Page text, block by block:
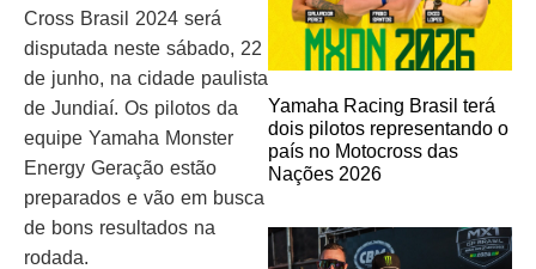
Cross Brasil 2024 será
disputada neste sábado, 22
de junho, na cidade paulista
de Jundiaí. Os pilotos da
equipe Yamaha Monster
Energy Geração estão
preparados e vão em busca
de bons resultados na
rodada.
Yamaha Racing Brasil terá
dois pilotos representando o
país no Motocross das
Nações 2026